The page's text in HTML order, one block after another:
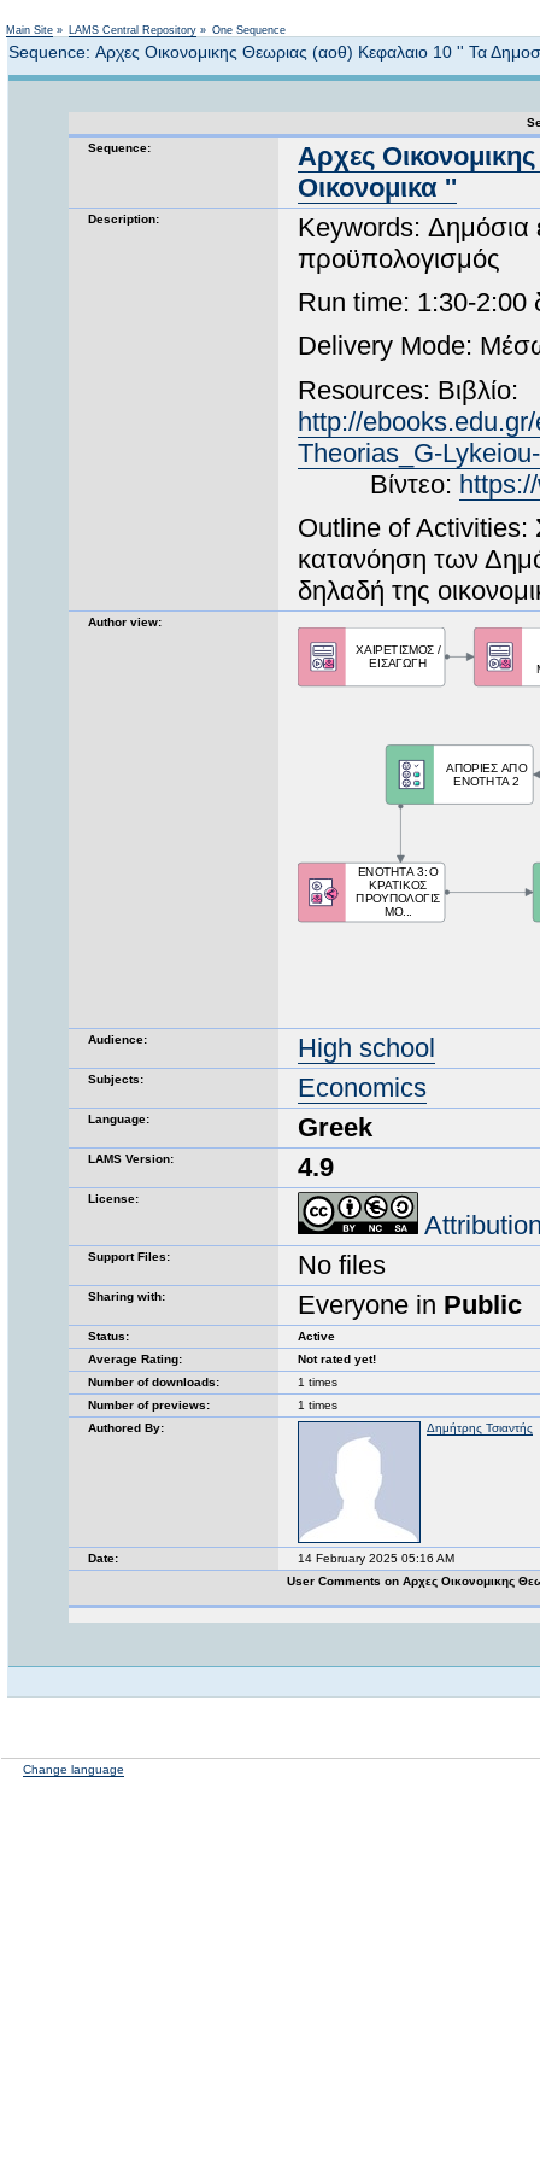
Main Site » LAMS Central Repository » One Sequence
Sequence: Αρχες Οικονομικης Θεωριας (αοθ) Κεφαλαιο 10 '' Τα
Sequence:
Αρχες
Οικονομικα ''
Description:
Keywords: Δημόσια
προϋπολογισμός
Run time: 1:30-2:00
Delivery Mode:
Resources: Βιβλίο:
http://
Theorias_G-
Βίντεο:
Outline of Activities:
κατανόηση των
δηλαδή της
Author view:
Audience: High school
Subjects: Economics
Language: Greek
LAMS Version: 4.9
License:
Support Files: No files
Sharing with: Everyone in Public
Status:
Active
Average Rating:
Not rated yet!
Number of downloads:
1 times
Number of previews:
1 times
Authored By:
Δημήτρης Τσιαντής
Date:
14 February 2025 05:16 AM
User Comments on Αρχες Οικονομικης
Change language